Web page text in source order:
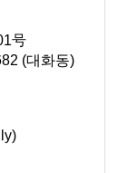
号
(대화동)